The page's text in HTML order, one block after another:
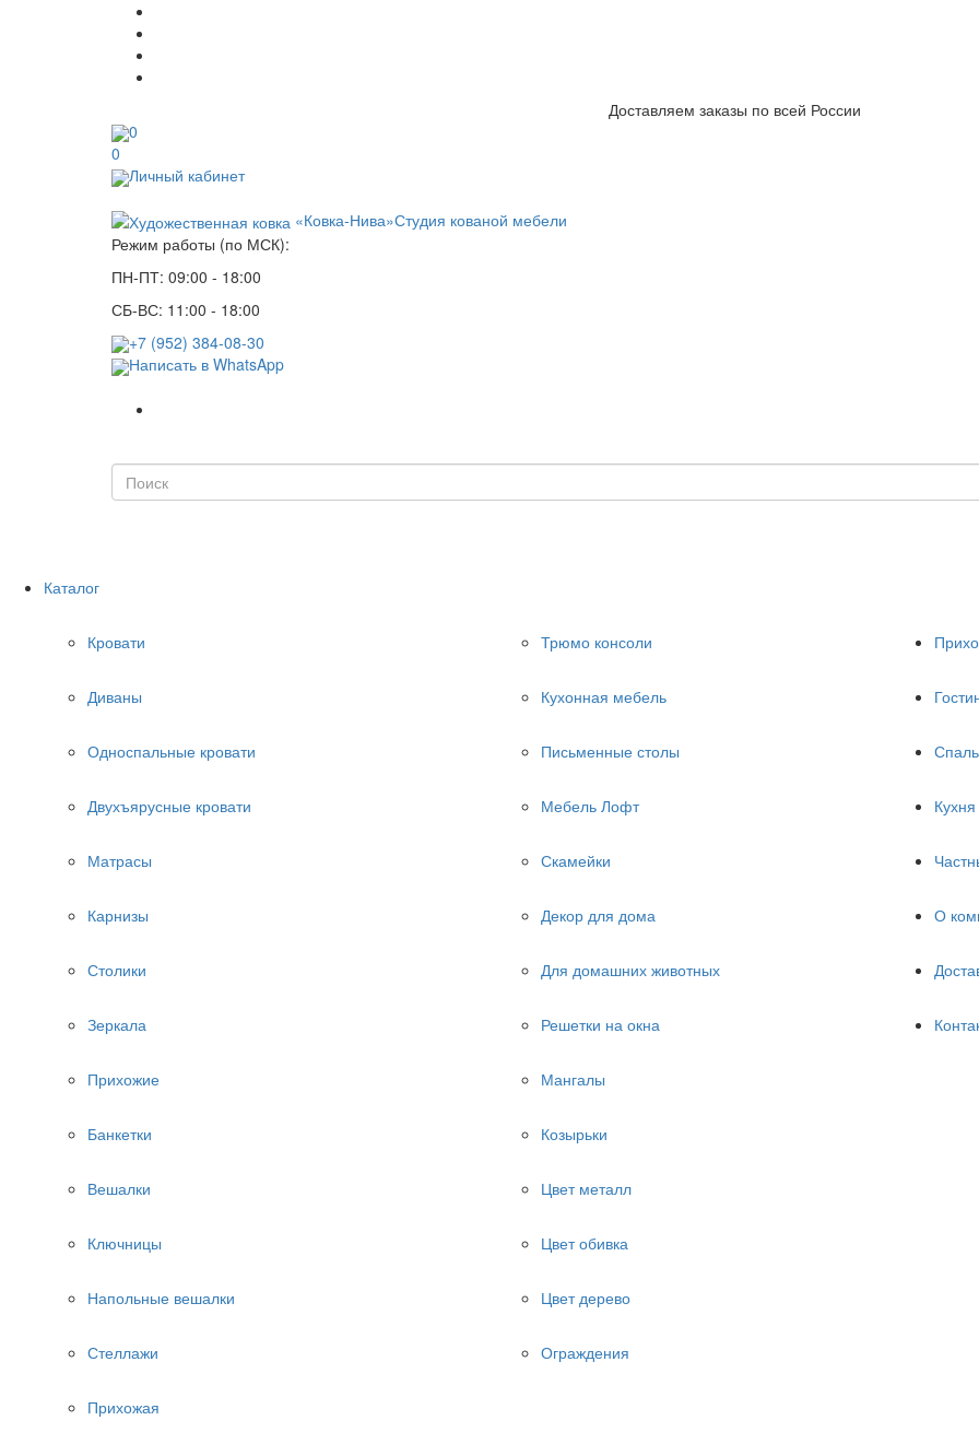
Доставляем заказы по всей России
0
0
Личный кабинет
«Ковка-Нива»Студия кованой мебели
Режим работы (по МСК):
ПН-ПТ: 09:00 - 18:00
СБ-ВС: 11:00 - 18:00
+7 (952) 384-08-30
Написать в WhatsApp
Каталог
Кровати
Диваны
Односпальные кровати
Двухъярусные кровати
Матрасы
Карнизы
Столики
Зеркала
Прихожие
Банкетки
Вешалки
Ключницы
Напольные вешалки
Стеллажи
Трюмо консоли
Кухонная мебель
Письменные столы
Мебель Лофт
Скамейки
Декор для дома
Для домашних животных
Решетки на окна
Мангалы
Козырьки
Цвет металл
Цвет обивка
Цвет дерево
Ограждения
Прихожая
Кухня
О